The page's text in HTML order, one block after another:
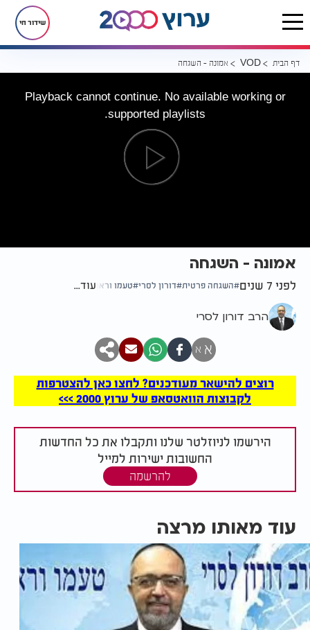
שידור חי
דף הבית VOD אמונה - השגחה
Playback cannot continue. No available working or
supported playlists.
אמונה - השגחה
לפני 7 שנים השגחה פרטית דורון לסרי טעמו וראו עוד...
הרב דורון לסרי
א א
רוצים להישאר מעודכנים? לחצו כאן להצטרפות
לקבוצות הוואטסאפ של ערוץ 2000 >>>
הירשמו לניוזלטר שלנו ותקבלו את כל החדשות
החשובות ישירות למייל
להרשמה
עוד מאותו מרצה